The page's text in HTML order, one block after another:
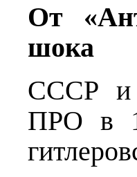
От
шока
СССР и
ПРО в